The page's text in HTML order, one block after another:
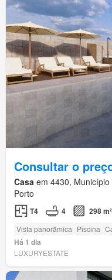
Consultar o
Casa em 4430,
Porto
T4 4 298 m²
Vista panorâmica Piscina
Há 1 dia
LUXURYESTATE